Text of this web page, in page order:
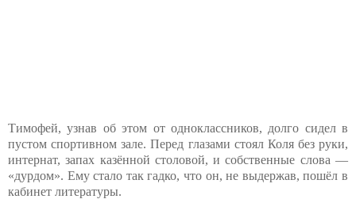
Тимофей, узнав об этом от одноклассников, долго сидел в
пустом спортивном зале. Перед глазами стоял Коля без руки,
интернат, запах казённой столовой, и собственные слова —
«дурдом». Ему стало так гадко, что он, не выдержав, пошёл в
кабинет литературы.